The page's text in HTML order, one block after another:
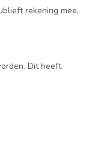
rekening mee,
Dit heeft